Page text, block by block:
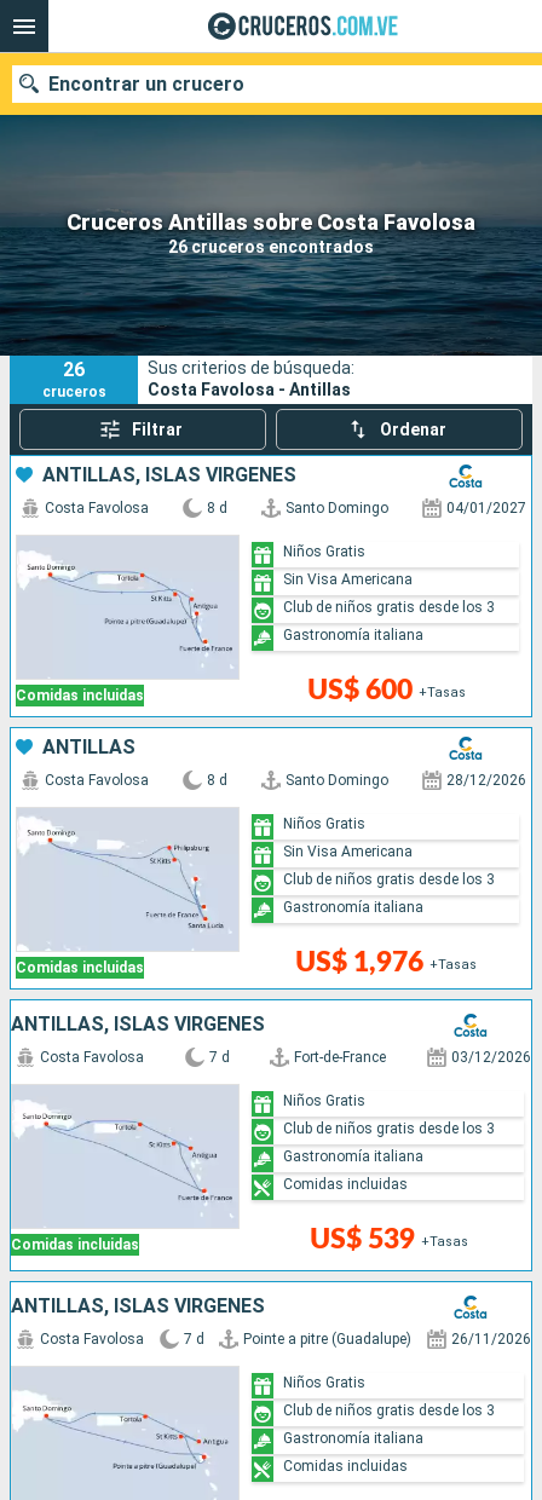
Cruceros Antillas sobre Costa Favolosa
26 cruceros encontrados
Encontrar un crucero
Nuestros destinos
Fecha de salida
Puertos Compañías
Buscar
26
cruceros
Sus criterios de búsqueda:
Costa Favolosa - Antillas
Filtrar Ordenar
ANTILLAS, ISLAS VÍRGENES
Comidas incluidas
Costa Favolosa 8 d Santo Domingo 04/01/2027
US$ 600 +Tasas
Niños Gratis
Sin Visa Americana
Club de niños gratis desde los 3
Gastronomía italiana
ANTILLAS
Comidas incluidas
Costa Favolosa 8 d Santo Domingo 28/12/2026
US$ 1,976 +Tasas
Niños Gratis
Sin Visa Americana
Club de niños gratis desde los 3
Gastronomía italiana
ANTILLAS, ISLAS VÍRGENES
Comidas incluidas
Costa Favolosa 7 d Fort-de-France 03/12/2026
US$ 539 +Tasas
Niños Gratis
Club de niños gratis desde los 3
Gastronomía italiana
Comidas incluidas
ANTILLAS, ISLAS VÍRGENES
Costa Favolosa 7 d Pointe a pitre (Guadalupe) 26/11/2026
Niños Gratis
Club de niños gratis desde los 3
Gastronomía italiana
Comidas incluidas